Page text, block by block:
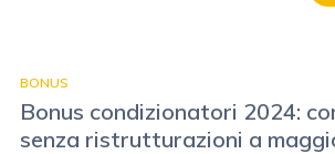
BONUS
Bonus condizionatori 2024:
senza ristrutturazioni a